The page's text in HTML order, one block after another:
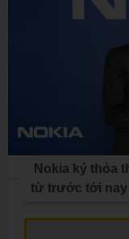
Nokia ký thỏa
từ trước tới nay